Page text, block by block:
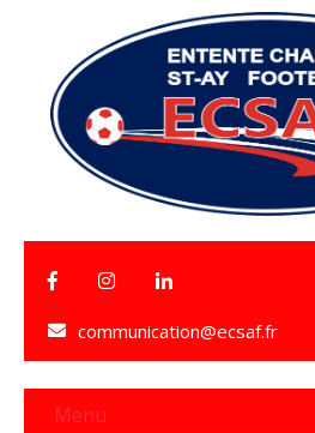
communication@ecsaf.fr
Menu